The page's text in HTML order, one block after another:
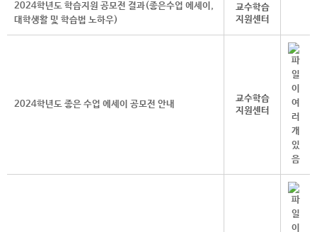
2024학년도 학습지원 공모전 결과(좋은수업 에세이,
대학생활 및 학습법 노하우)
교수학습
지원센터
2024학년도 좋은 수업 에세이 공모전 안내
교수학습
지원센터